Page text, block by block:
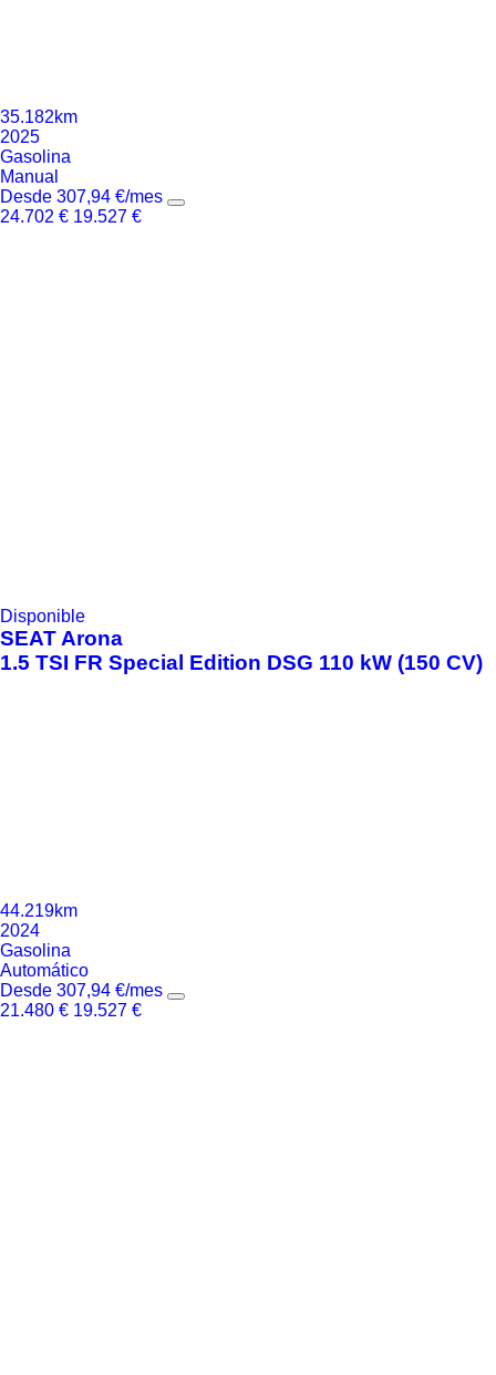
35.182km
2025
Gasolina
Manual
Desde 307,94 €/mes
24.702 € 19.527 €
Disponible
SEAT Arona
1.5 TSI FR Special Edition DSG 110 kW (150 CV)
44.219km
2024
Gasolina
Automático
Desde 307,94 €/mes
21.480 € 19.527 €